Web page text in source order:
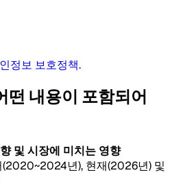
정보 보호정책.
떤 내용이 포함되어
및 시장에 미치는 영향
(2020~2024년), 현재(2026년) 및